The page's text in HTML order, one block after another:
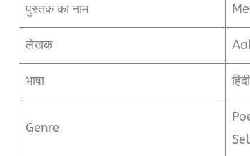
पुस्तक का नाम
लेखक
भाषा हिंदी
Genre